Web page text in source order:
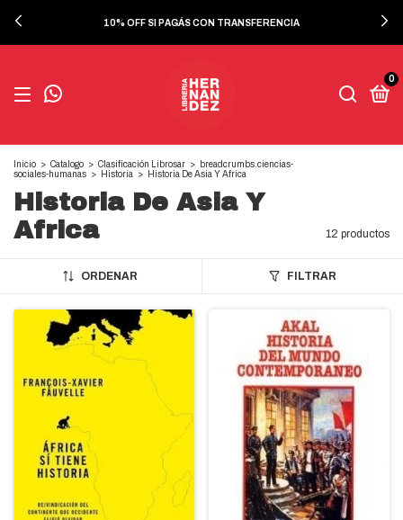
10% OFF SI PAGÁS CON TRANSFERENCIA
0
Inicio > Catalogo > Clasificación Librosar >
breadcrumbs.ciencias-
sociales-humanas > Historia > Historia De Asia Y Africa
Historia De Asia Y
Africa
12 productos
ORDENAR FILTRAR